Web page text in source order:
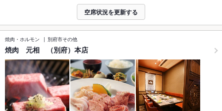
空席状況を更新する
焼肉・ホルモン 別府市その他
焼肉 元相 （別府）本店